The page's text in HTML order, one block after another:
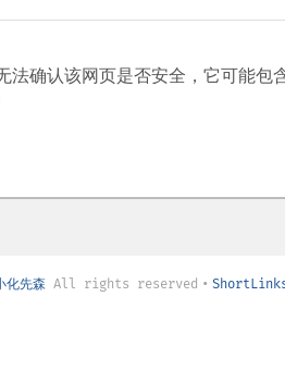
确认该网页是否安全，它可能包
化先森All rights reserved •